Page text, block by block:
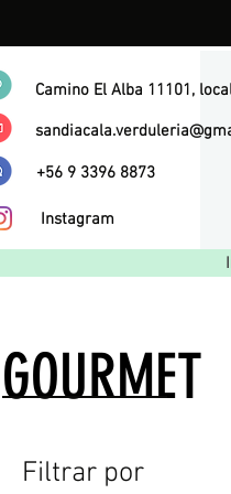
+56 9 3396 8873
Camino El Alba 11101,
Instagram
GOURMET
Filtrar por